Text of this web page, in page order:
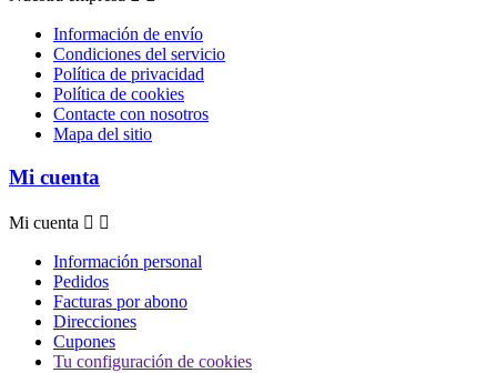
Información de envío
Condiciones del servicio
Política de privacidad
Política de cookies
Contacte con nosotros
Mapa del sitio
Mi cuenta
Mi cuenta  
Información personal
Pedidos
Facturas por abono
Direcciones
Cupones
Tu configuración de cookies